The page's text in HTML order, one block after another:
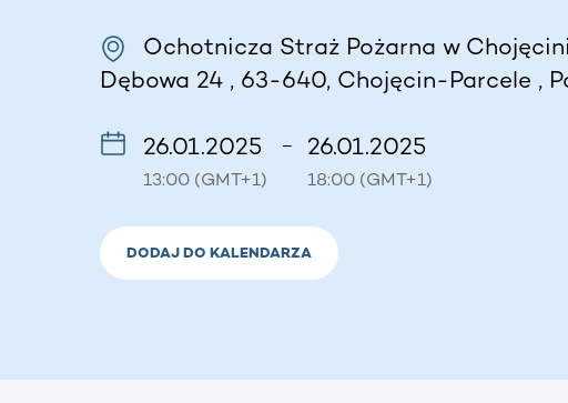
Ochotnicza Straż Pożarna w
Dębowa 24 , 63-640, Chojęcin-Parcele ,
26.01.2025
13:00 (GMT+1)
– 26.01.2025
18:00 (GMT+1)
DODAJ DO KALENDARZA